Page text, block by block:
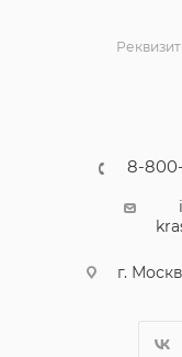
8-800-
г.